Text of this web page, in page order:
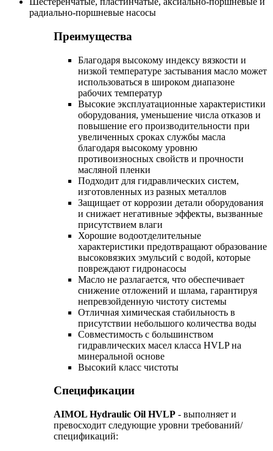
радиально-поршневые насосы
Преимущества
Благодаря высокому индексу вязкости и
низкой температуре застывания масло может
использоваться в широком диапазоне
рабочих температур
Высокие эксплуатационные характеристики
оборудования, уменьшение числа отказов и
повышение его производительности при
увеличенных сроках службы масла
благодаря высокому уровню
противоизносных свойств и прочности
масляной пленки
Подходит для гидравлических систем,
изготовленных из разных металлов
Защищает от коррозии детали оборудования
и снижает негативные эффекты, вызванные
присутствием влаги
Хорошие водоотделительные
характеристики предотвращают образование
высоковязких эмульсий с водой, которые
повреждают гидронасосы
Масло не разлагается, что обеспечивает
снижение отложений и шлама, гарантируя
непревзойденную чистоту системы
Отличная химическая стабильность в
присутствии небольшого количества воды
Совместимость с большинством
гидравлических масел класса HVLP на
минеральной основе
Высокий класс чистоты
Спецификации
AIMOL Hydraulic Oil HVLP - выполняет и
превосходит следующие уровни требований/
спецификаций: